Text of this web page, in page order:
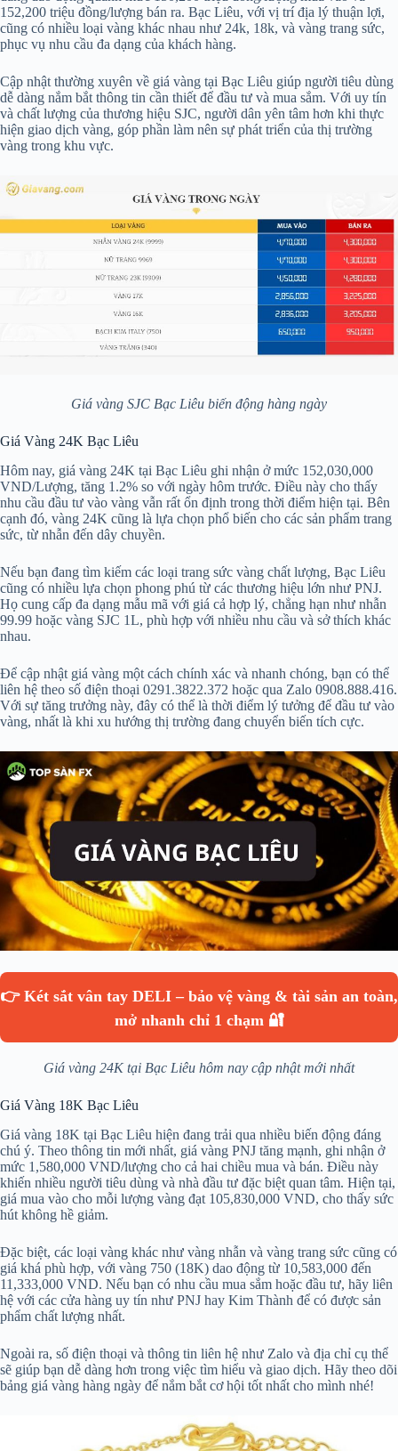
152,200 triệu đồng/lượng bán ra. Bạc Liêu, với vị trí địa lý thuận lợi,
cũng có nhiều loại vàng khác nhau như 24k, 18k, và vàng trang sức,
phục vụ nhu cầu đa dạng của khách hàng.
Cập nhật thường xuyên về giá vàng tại Bạc Liêu giúp người tiêu dùng
dễ dàng nắm bắt thông tin cần thiết để đầu tư và mua sắm. Với uy tín
và chất lượng của thương hiệu SJC, người dân yên tâm hơn khi thực
hiện giao dịch vàng, góp phần làm nên sự phát triển của thị trường
vàng trong khu vực.
Giá vàng SJC Bạc Liêu biến động hàng ngày
Giá Vàng 24K Bạc Liêu
Hôm nay, giá vàng 24K tại Bạc Liêu ghi nhận ở mức 152,030,000
VND/Lượng, tăng 1.2% so với ngày hôm trước. Điều này cho thấy
nhu cầu đầu tư vào vàng vẫn rất ổn định trong thời điểm hiện tại. Bên
cạnh đó, vàng 24K cũng là lựa chọn phổ biến cho các sản phẩm trang
sức, từ nhẫn đến dây chuyền.
Nếu bạn đang tìm kiếm các loại trang sức vàng chất lượng, Bạc Liêu
cũng có nhiều lựa chọn phong phú từ các thương hiệu lớn như PNJ.
Họ cung cấp đa dạng mẫu mã với giá cả hợp lý, chẳng hạn như nhẫn
99.99 hoặc vàng SJC 1L, phù hợp với nhiều nhu cầu và sở thích khác
nhau.
Để cập nhật giá vàng một cách chính xác và nhanh chóng, bạn có thể
liên hệ theo số điện thoại 0291.3822.372 hoặc qua Zalo 0908.888.416.
Với sự tăng trưởng này, đây có thể là thời điểm lý tưởng để đầu tư vào
vàng, nhất là khi xu hướng thị trường đang chuyển biến tích cực.
👉 Két sắt vân tay DELI – bảo vệ vàng & tài sản an toàn,
mở nhanh chỉ 1 chạm 🔐
Giá vàng 24K tại Bạc Liêu hôm nay cập nhật mới nhất
Giá Vàng 18K Bạc Liêu
Giá vàng 18K tại Bạc Liêu hiện đang trải qua nhiều biến động đáng
chú ý. Theo thông tin mới nhất, giá vàng PNJ tăng mạnh, ghi nhận ở
mức 1,580,000 VND/lượng cho cả hai chiều mua và bán. Điều này
khiến nhiều người tiêu dùng và nhà đầu tư đặc biệt quan tâm. Hiện tại,
giá mua vào cho mỗi lượng vàng đạt 105,830,000 VND, cho thấy sức
hút không hề giảm.
Đặc biệt, các loại vàng khác như vàng nhẫn và vàng trang sức cũng có
giá khá phù hợp, với vàng 750 (18K) dao động từ 10,583,000 đến
11,333,000 VND. Nếu bạn có nhu cầu mua sắm hoặc đầu tư, hãy liên
hệ với các cửa hàng uy tín như PNJ hay Kim Thành để có được sản
phẩm chất lượng nhất.
Ngoài ra, số điện thoại và thông tin liên hệ như Zalo và địa chỉ cụ thể
sẽ giúp bạn dễ dàng hơn trong việc tìm hiểu và giao dịch. Hãy theo dõi
bảng giá vàng hàng ngày để nắm bắt cơ hội tốt nhất cho mình nhé!